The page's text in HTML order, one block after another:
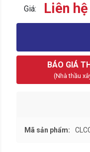
Giá: Liên hệ
BÁO GIÁ
(Nhà thầu
Mã sản phẩm: